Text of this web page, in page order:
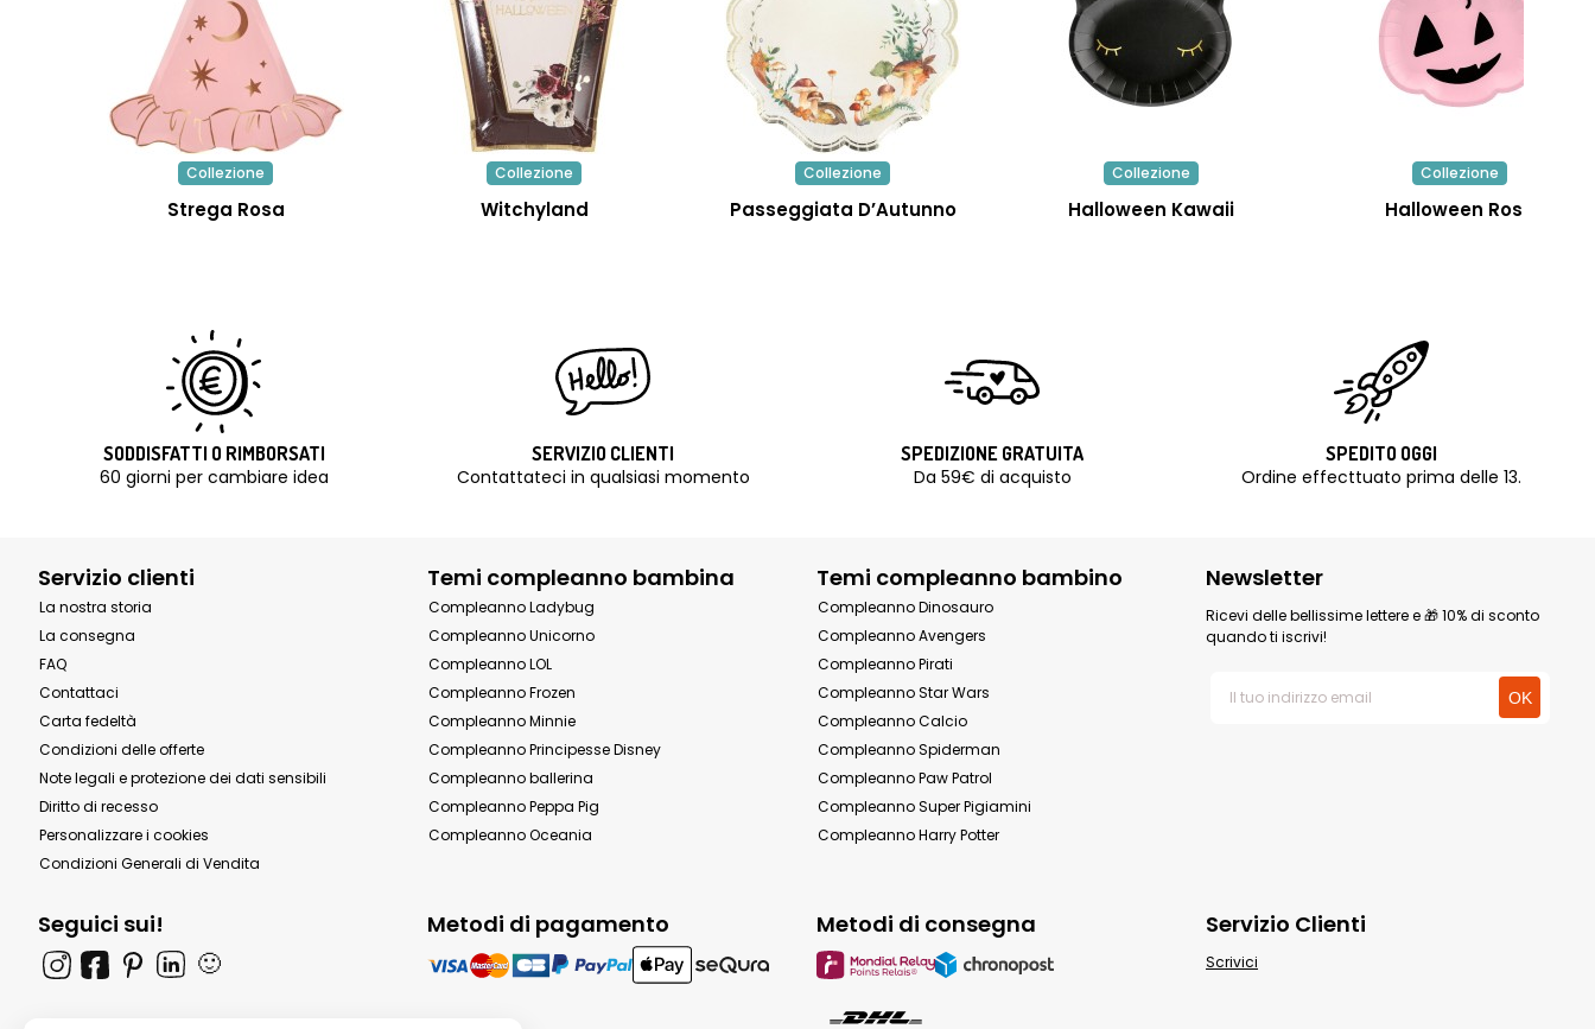
Collezione
Strega Rosa
Collezione
Witchyland
Collezione
Passeggiata D’Autunno
Collezione
Halloween Kawaii
Collezione
Halloween Rosa
SODDISFATTI O RIMBORSATI
60 giorni per cambiare idea
SERVIZIO CLIENTI
Contattateci in qualsiasi momento
SPEDIZIONE GRATUITA
Da 59€ di acquisto
SPEDITO OGGI
Ordine effecttuato prima delle 13.
Servizio clienti
La nostra storia
La consegna
FAQ
Contattaci
Carta fedeltà
Condizioni delle offerte
Note legali e protezione dei dati sensibili
Diritto di recesso
Personalizzare i cookies
Condizioni Generali di Vendita
Temi compleanno bambina
Compleanno Ladybug
Compleanno Unicorno
Compleanno LOL
Compleanno Frozen
Compleanno Minnie
Compleanno Principesse Disney
Compleanno ballerina
Compleanno Peppa Pig
Compleanno Oceania
Temi compleanno bambino
Compleanno Dinosauro
Compleanno Avengers
Compleanno Pirati
Compleanno Star Wars
Compleanno Calcio
Compleanno Spiderman
Compleanno Paw Patrol
Compleanno Super Pigiamini
Compleanno Harry Potter
Newsletter
Ricevi delle bellissime lettere e 🎁 10% di sconto
quando ti iscrivi!
Seguici sui!
🙂
Metodi di pagamento Metodi di consegna Servizio Clienti
Scrivici